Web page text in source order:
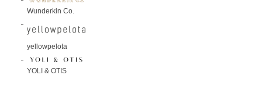
Wunderkin Co.
yellowpelota
YOLI & OTIS